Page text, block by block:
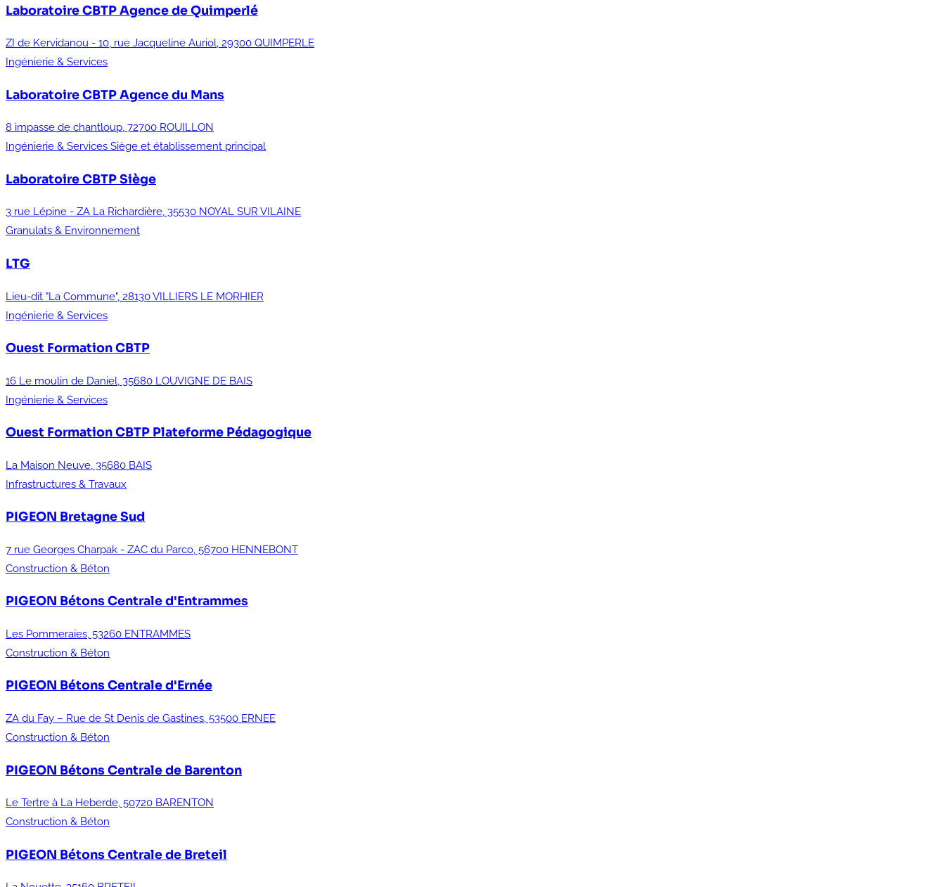
Laboratoire CBTPAgence de Quimperlé
ZI de Kervidanou - 10, rue Jacqueline Auriol, 29300 QUIMPERLE
Ingénierie & Services
Laboratoire CBTPAgence du Mans
8 impasse de chantloup, 72700 ROUILLON
Ingénierie & Services Siège et établissement principal
Laboratoire CBTPSiège
3 rue Lépine - ZA La Richardière, 35530 NOYAL SUR VILAINE
Granulats & Environnement
LTG
Lieu-dit "La Commune", 28130 VILLIERS LE MORHIER
Ingénierie & Services
Ouest Formation CBTP
16 Le moulin de Daniel, 35680 LOUVIGNE DE BAIS
Ingénierie & Services
Ouest Formation CBTP Plateforme Pédagogique
La Maison Neuve, 35680 BAIS
Infrastructures & Travaux
PIGEON Bretagne Sud
7 rue Georges Charpak - ZAC du Parco, 56700 HENNEBONT
Construction & Béton
PIGEON BétonsCentrale d'Entrammes
Les Pommeraies, 53260 ENTRAMMES
Construction & Béton
PIGEON BétonsCentrale d'Ernée
ZA du Fay – Rue de St Denis de Gastines, 53500 ERNEE
Construction & Béton
PIGEON BétonsCentrale de Barenton
Le Tertre à La Heberde, 50720 BARENTON
Construction & Béton
PIGEON BétonsCentrale de Breteil